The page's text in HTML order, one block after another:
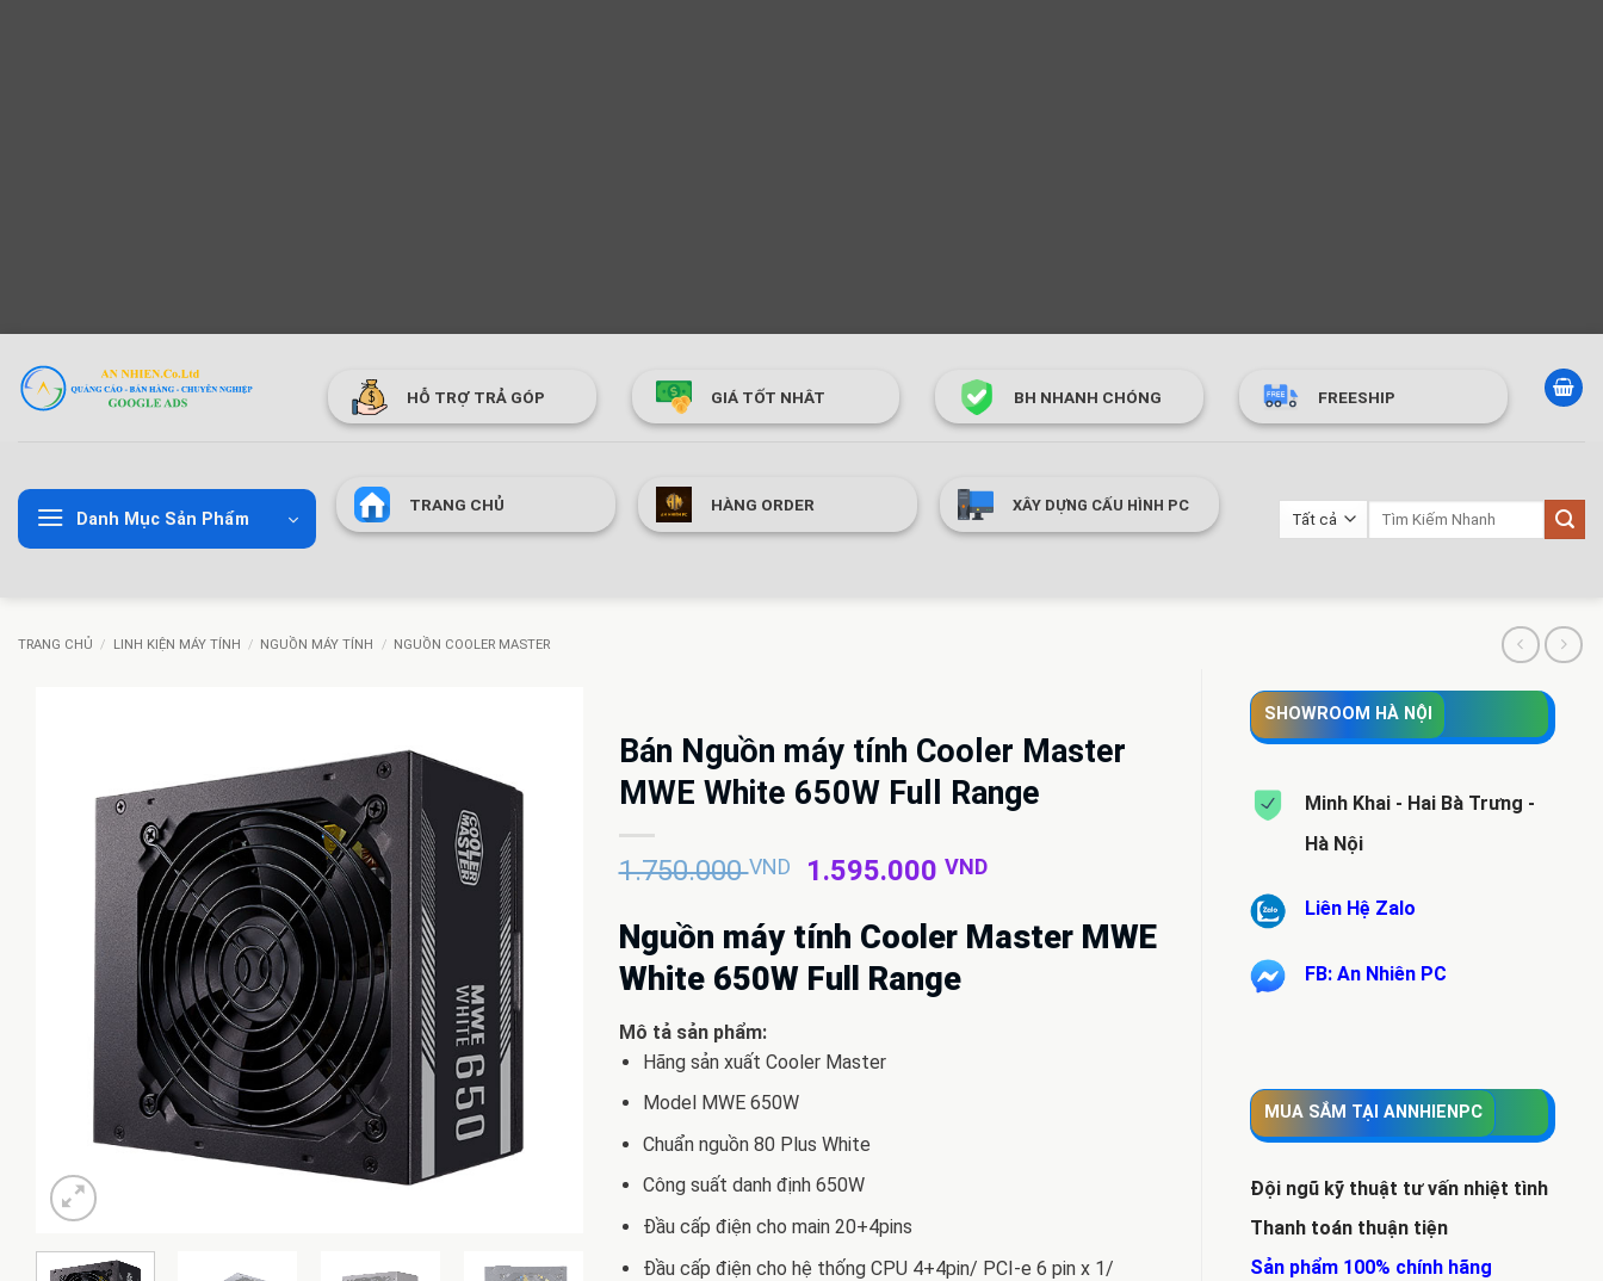
qua
HỖ TRỢ TRẢ GÓP GIÁ TỐT NHÂT BH NHANH CHÓNG FREESHIP
Danh Mục Sản Phẩm
TRANG CHỦ HÀNG ORDER XÂY DỰNG CẤU HÌNH PC
TRANG CHỦ / LINH KIỆN MÁY TÍNH / NGUỒN MÁY TÍNH / NGUỒN COOLER MASTER
SHOWROOM HÀ NỘI
Minh Khai - Hai Bà Trưng -
Hà Nội
Liên Hệ Zalo
FB: An Nhiên PC
MUA SẮM TẠI ANNHIENPC
Đội ngũ kỹ thuật tư vấn nhiệt tình
Thanh toán thuận tiện
Sản phẩm 100% chính hãng
Bán Nguồn máy tính Cooler Master
MWE White 650W Full Range
1.750.000VND
Giá
là:
1.750.000 VND.
1.595.000 VNDGiá
tại
là:
Nguồn máy tính Cooler Master MWE
White 650W Full Range
Mô tả sản phẩm:
Hãng sản xuất Cooler Master
Model MWE 650W
Chuẩn nguồn 80 Plus White
Công suất danh định 650W
Đầu cấp điện cho main 20+4pins
Đầu cấp điện cho hệ thống CPU 4+4pin/ PCI-e 6 pin x 1/